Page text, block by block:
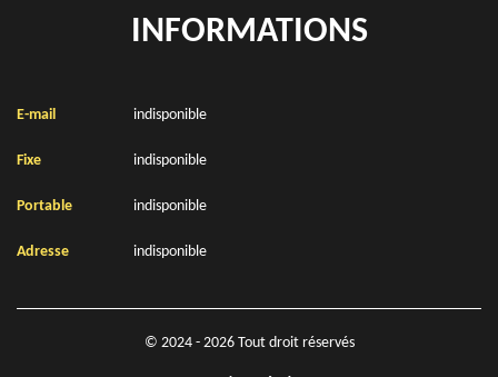
INFORMATIONS
E-mail indisponible
Fixe indisponible
Portable indisponible
Adresse indisponible
© 2024 - 2026 Tout droit réservés